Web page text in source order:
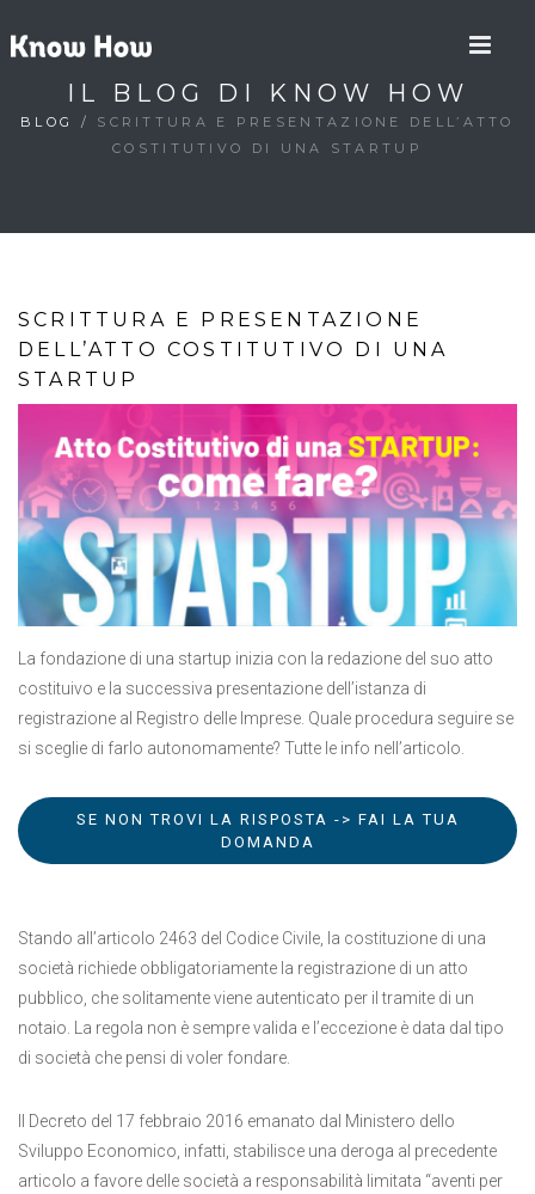
IL BLOG DI KNOW HOW
BLOG / SCRITTURA E PRESENTAZIONE DELL’ATTO
COSTITUTIVO DI UNA STARTUP
SCRITTURA E PRESENTAZIONE
DELL’ATTO COSTITUTIVO DI UNA
STARTUP
La fondazione di una startup inizia con la redazione del suo atto
costituivo e la successiva presentazione dell’istanza di
registrazione al Registro delle Imprese. Quale procedura seguire se
si sceglie di farlo autonomamente? Tutte le info nell’articolo.
SE NON TROVI LA RISPOSTA -> FAI LA TUA
DOMANDA
Stando all’articolo 2463 del Codice Civile, la costituzione di una
società richiede obbligatoriamente la registrazione di un atto
pubblico, che solitamente viene autenticato per il tramite di un
notaio. La regola non è sempre valida e l’eccezione è data dal tipo
di società che pensi di voler fondare.
Il Decreto del 17 febbraio 2016 emanato dal Ministero dello
Sviluppo Economico, infatti, stabilisce una deroga al precedente
articolo a favore delle società a responsabilità limitata “aventi per